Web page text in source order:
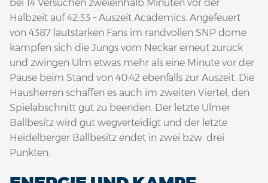
bei 14 Versuchen zweieinhalb Minuten vor der
Halbzeit auf 42:33 – Auszeit Academics. Angefeuert
von 4387 lautstarken Fans im randvollen SNP dome
kämpfen sich die Jungs vom Neckar erneut zurück
und zwingen Ulm etwas mehr als eine Minute vor der
Pause beim Stand von 40:42 ebenfalls zur Auszeit. Die
Hausherren schaffen es auch im zweiten Viertel, den
Spielabschnitt gut zu beenden. Der letzte Ulmer
Ballbesitz wird gut wegverteidigt und der letzte
Heidelberger Ballbesitz endet in zwei bzw. drei
Punkten.